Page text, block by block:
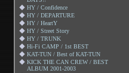
◆ HY / Confidence
◆ HY / DEPARTURE
◆ HY / HeartY
◆ HY / Street Story
◆ HY / TRUNK
◆ Hi-Fi CAMP / 1st BEST
◆ KAT-TUN / Best of KAT-TUN
◆ KICK THE CAN CREW / BEST
ALBUM 2001-2003